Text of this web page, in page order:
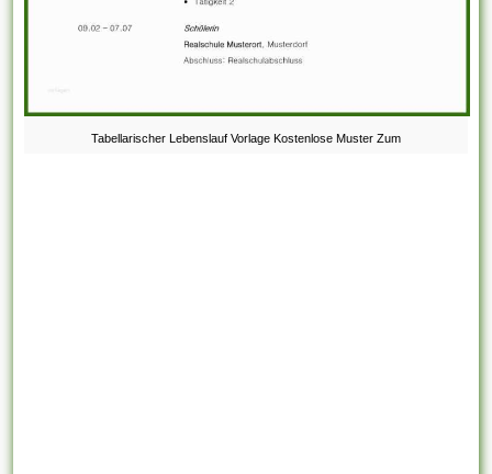
Tabellarischer Lebenslauf Vorlage Kostenlose Muster Zum